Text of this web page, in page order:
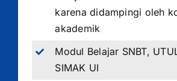
karena didampingi oleh
akademik
Modul Belajar SNBT,
SIMAK UI